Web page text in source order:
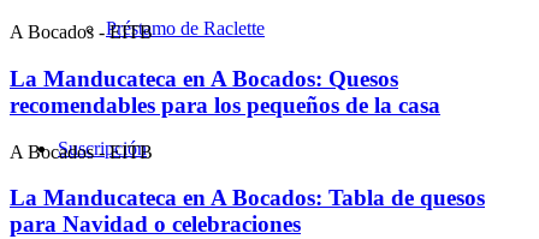
Préstamo de Raclette
Suscripción
A Bocados - EITB
La Manducateca en A Bocados: Quesos
recomendables para los pequeños de la casa
A Bocados - EITB
La Manducateca en A Bocados: Tabla de quesos
para Navidad o celebraciones